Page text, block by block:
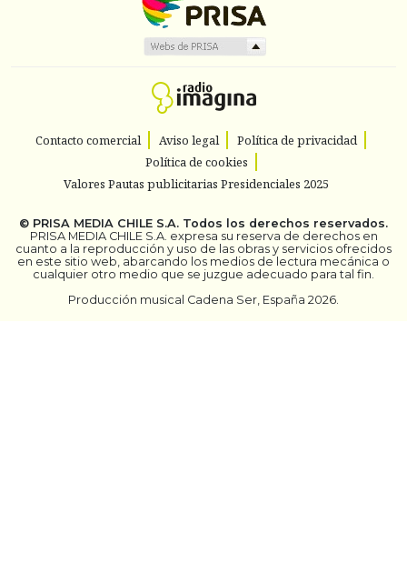
Contacto comercial Aviso legal
Política de privacidad
Política de cookies
Valores Pautas publicitarias Presidenciales 2025
© PRISA MEDIA CHILE S.A. Todos los derechos reservados.
PRISA MEDIA CHILE S.A. expresa su reserva de derechos en
cuanto a la reproducción y uso de las obras y servicios ofrecidos
en este sitio web, abarcando los medios de lectura mecánica o
cualquier otro medio que se juzgue adecuado para tal fin.
Producción musical Cadena Ser, España 2026.